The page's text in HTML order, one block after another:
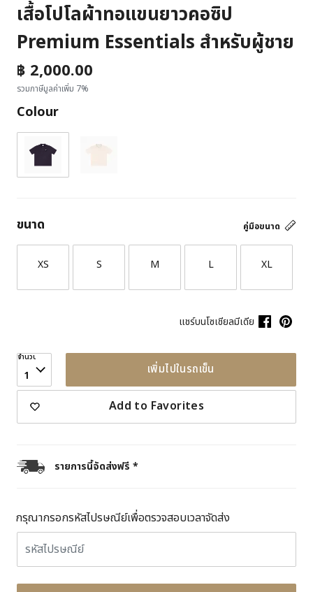
เสื้อโปโลผ้าทอแขนยาวคอซิป
Premium Essentials สำหรับผู้ชาย
฿ 2,000.00
รวมภาษีมูลค่าเพิ่ม 7%
Colour
คู่มือขนาด
ขนาด
XS S M L XL
แชร์บนโซเชียลมีเดีย
จำนวน
1 เพิ่มไปในรถเข็น
Add to Favorites
รายการนี้จัดส่งฟรี *
กรุณากรอกรหัสไปรษณีย์เพื่อตรวจสอบเวลาจัดส่ง